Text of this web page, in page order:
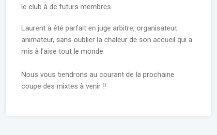
le club à de futurs membres.
Laurent a été parfait en juge arbitre, organisateur,
animateur, sans oublier la chaleur de son accueil qui a
mis à l'aise tout le monde.
Nous vous tiendrons au courant de la prochaine
coupe des mixtes à venir !!